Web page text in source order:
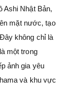
Ashi Nhật Bản,
mặt nước, tạo
không chỉ là
một trong
ảnh gia yêu
và khu vực